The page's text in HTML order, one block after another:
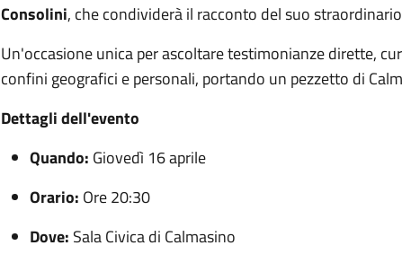
Consolini, che condividerà il racconto del suo
Un'occasione unica per ascoltare testimonianze dirette,
confini geografici e personali, portando un pezzetto di
Dettagli dell'evento
Quando: Giovedì 16 aprile
Orario: Ore 20:30
Dove: Sala Civica di Calmasino